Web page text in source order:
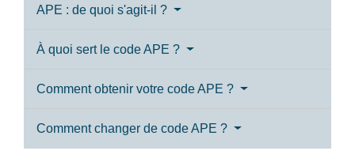
APE : de quoi s'agit-il ?
À quoi sert le code APE ?
Comment obtenir votre code APE ?
Comment changer de code APE ?